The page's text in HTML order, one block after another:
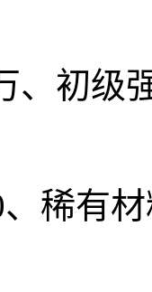
、初级
稀有